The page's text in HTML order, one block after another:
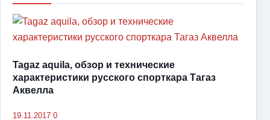
Tagaz aquila, обзор и технические
характеристики русского спорткара Тагаз
Аквелла
19.11.2017 0